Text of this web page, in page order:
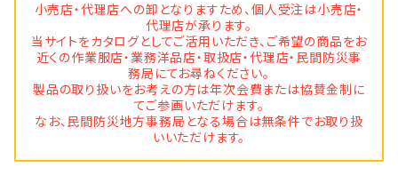
小売店・代理店への卸となりますため、個人受注は小売店・
代理店が承ります。
当サイトをカタログとしてご活用いただき、ご希望の商品をお
近くの作業服店・業務洋品店・取扱店・代理店・民間防災事
務局にてお尋ねください。
製品の取り扱いをお考えの方は年次会費または協賛金制に
てご参画いただけます。
なお、民間防災地方事務局となる場合は無条件でお取り扱
いいただけます。